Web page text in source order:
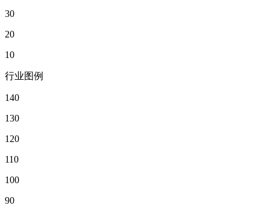
30
20
10
行业图例
140
130
120
110
100
90